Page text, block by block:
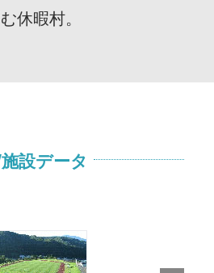
休暇村。
設データ